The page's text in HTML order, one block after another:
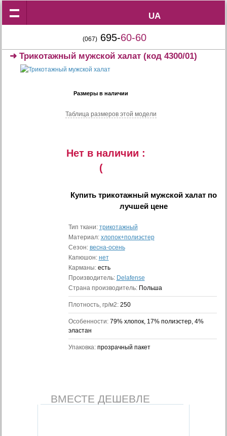
UA
UA
(067) 695-60-60
➜Трикотажный мужской халат (код 4300/01)
Размеры в наличии
Таблица размеров этой модели
Нет в наличии :
(
Купитьтрикотажный мужской халат по
лучшей цене
Тип ткани: трикотажный
Материал: хлопок+полиэстер
Сезон: весна-осень
Капюшон: нет
Карманы: есть
Производитель: Delafense
Страна производитель: Польша
Плотность, гр/м2: 250
Особенности: 79% хлопок, 17% полиэстер, 4%
эластан
Упаковка: прозрачный пакет
ВМЕСТЕ ДЕШЕВЛЕ